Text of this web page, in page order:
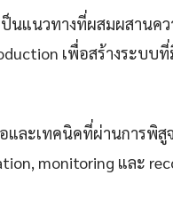
นแนวทางที่ผสมผสานคว
เพื่อสร้างระบบ
และเทคนิคที่ผ่านการพิ
monitoring และ